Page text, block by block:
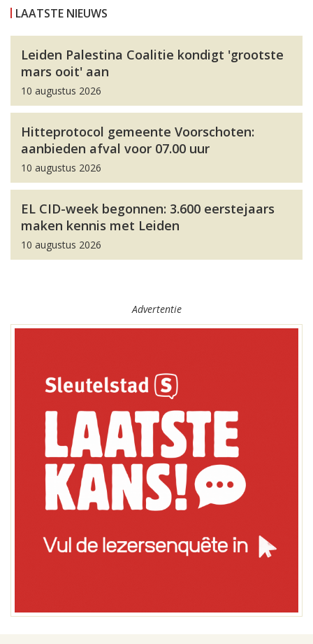
LAATSTE NIEUWS
Leiden Palestina Coalitie kondigt 'grootste
mars ooit' aan
10 augustus 2026
Hitteprotocol gemeente Voorschoten:
aanbieden afval voor 07.00 uur
10 augustus 2026
EL CID-week begonnen: 3.600 eerstejaars
maken kennis met Leiden
10 augustus 2026
Advertentie